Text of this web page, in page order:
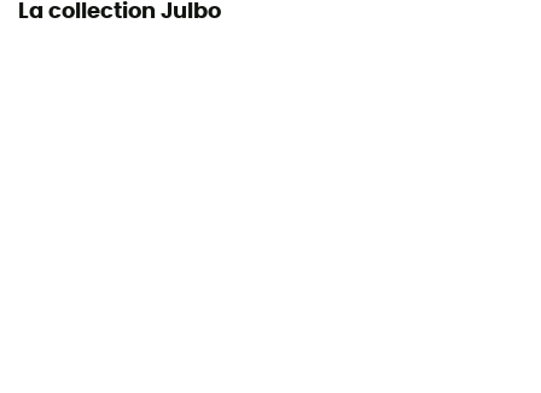
La collection Julbo